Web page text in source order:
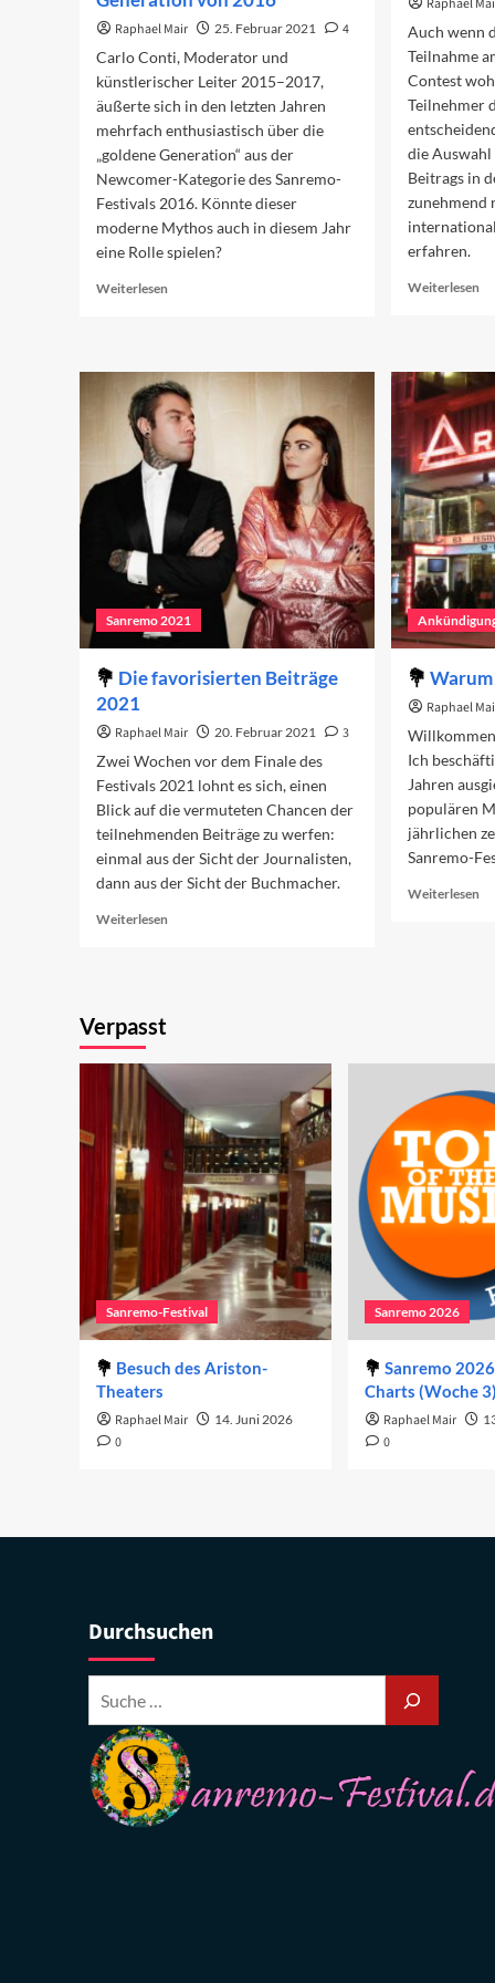
Raphael Mair 25. Februar 2021
4
Carlo Conti, Moderator und
künstlerischer Leiter 2015–2017,
äußerte sich in den letzten Jahren
mehrfach enthusiastisch über die
„goldene Generation“ aus der
Newcomer-Kategorie des Sanremo-
Festivals 2016. Könnte dieser
moderne Mythos auch in diesem Jahr
eine Rolle spielen?
Weiterlesen
Contis
goldene
Generation
von
2016
Raphael
Auch wenn
Teilnahme
Contest
Teilnehmer
die Auswahl
Beitrags in
zunehmend
erfahren.
Weiterlesen
Sanremo 2021
Die favorisierten Beiträge
2021
Raphael Mair 20. Februar 2021
3
Zwei Wochen vor dem Finale des
Festivals 2021 lohnt es sich, einen
Blick auf die vermuteten Chancen der
teilnehmenden Beiträge zu werfen:
einmal aus der Sicht der Journalisten,
dann aus der Sicht der Buchmacher.
Weiterlesen
Warum
Raphael
Ich
Jahren
populären
jährlichen
Sanremo-
Weiterlesen
Verpasst
Sanremo-Festival
Besuch des Ariston-
Theaters
Raphael Mair 14. Juni 2026
0
Sanremo 2026
Sanremo
Charts (Woche 3)
Raphael Mair
0
Durchsuchen